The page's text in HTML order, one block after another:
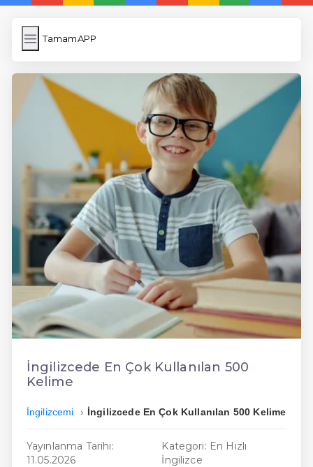
TamamAPP
TamamAPP
Resim Yükle
Wordpress Cache
Anasayfa
5 Günde İngilizce
İngilizce
Dil Eğitimi
En Hızlı İngilizce
En Kolay İngilizce
En Ucuz İngilizce
En Uygun İngilizce
İngilizcede En Çok Kullanılan 500
Kelime
İngilizcemi İngilizcede En Çok Kullanılan 500 Kelime
Yayınlanma Tarihi:
11.05.2026
Kategori: En Hızlı
İngilizce